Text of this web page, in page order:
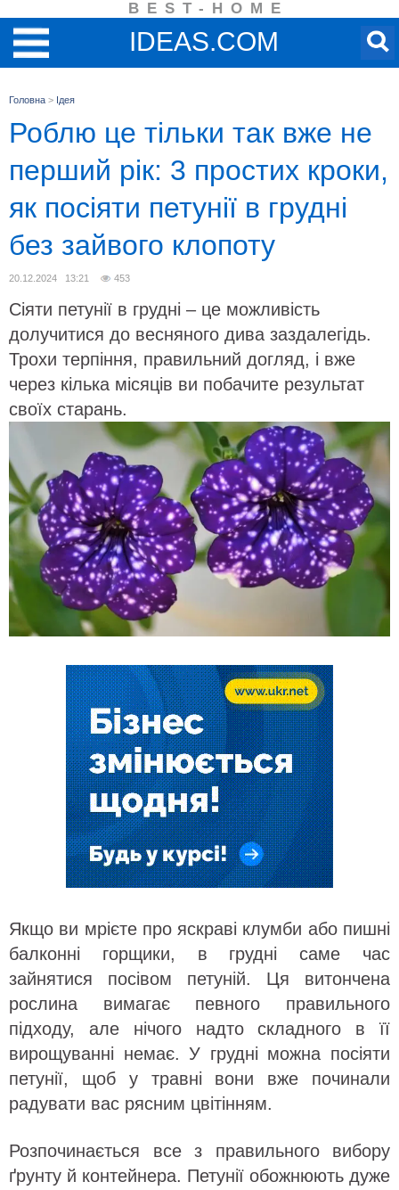
BEST-HOME
IDEAS.COM
Головна > Ідея
Роблю це тільки так вже не
перший рік: 3 простих кроки,
як посіяти петунії в грудні
без зайвого клопоту
20.12.2024 13:21 453
Сіяти петунії в грудні – це можливість
долучитися до весняного дива заздалегідь.
Трохи терпіння, правильний догляд, і вже
через кілька місяців ви побачите результат
своїх старань.
Якщо ви мрієте про яскраві клумби або пишні
балконні горщики, в грудні саме час
зайнятися посівом петуній. Ця витончена
рослина вимагає певного правильного
підходу, але нічого надто складного в її
вирощуванні немає. У грудні можна посіяти
петунії, щоб у травні вони вже починали
радувати вас рясним цвітінням.
Розпочинається все з правильного вибору
ґрунту й контейнера. Петунії обожнюють дуже